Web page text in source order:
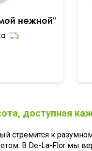
нежной"
доступная
стремится к
В De-La-Flor мы